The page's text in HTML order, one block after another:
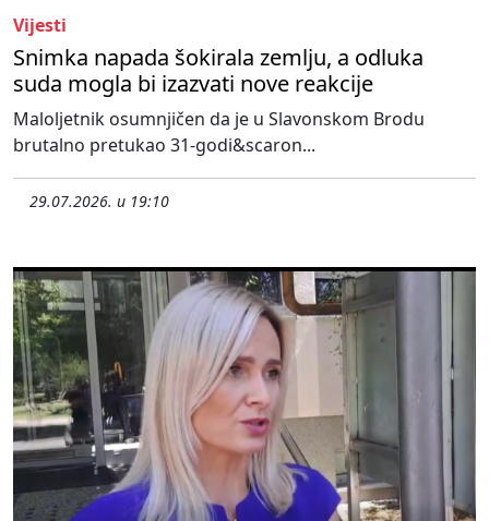
Vijesti
Snimka napada šokirala zemlju, a odluka
suda mogla bi izazvati nove reakcije
Maloljetnik osumnjičen da je u Slavonskom Brodu
brutalno pretukao 31-godi&scaron...
29.07.2026. u 19:10